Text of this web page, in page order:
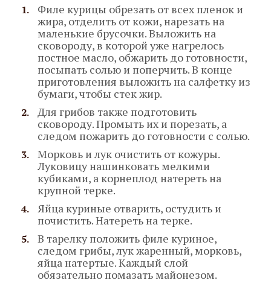
Филе курицы обрезать от всех пленок и
жира, отделить от кожи, нарезать на
маленькие брусочки. Выложить на
сковороду, в которой уже нагрелось
постное масло, обжарить до готовности,
посыпать солью и поперчить. В конце
приготовления выложить на салфетку из
бумаги, чтобы стек жир.
Для грибов также подготовить
сковороду. Промыть их и порезать, а
следом пожарить до готовности с солью.
Морковь и лук очистить от кожуры.
Луковицу нашинковать мелкими
кубиками, а корнеплод натереть на
крупной терке.
Яйца куриные отварить, остудить и
почистить. Натереть на терке.
В тарелку положить филе куриное,
следом грибы, лук жаренный, морковь,
яйца натертые. Каждый слой
обязательно помазать майонезом.